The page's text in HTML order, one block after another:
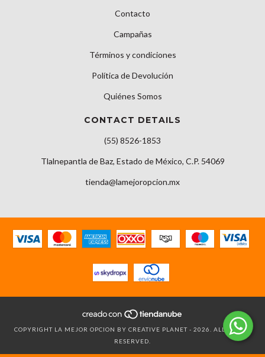
Contacto
Campañas
Términos y condiciones
Política de Devolución
Quiénes Somos
CONTACT DETAILS
(55) 8526-1853
Tlalnepantla de Baz, Estado de México, C.P. 54069
tienda@lamejoropcion.mx
COPYRIGHT LA MEJOR OPCION BY CREATIVE PLANET - 2026. ALL RIGHTS
RESERVED.